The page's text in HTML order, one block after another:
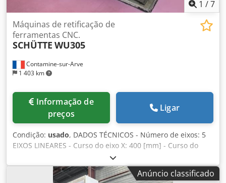
1 /7
Contamine-sur-Arve
1 403 km
Máquinas de retificação de
ferramentas CNC.
SCHÜTTE WU305
preços
Ligar
Condição: usado, DADOS TÉCNICOS - Número de eixos: 5
EIXOS LINEARES - Curso do eixo X: 400 [mm] - Curso do
eixo Y: 250 [mm] - Curso do eixo Z: 250 [mm] - Velocidade
de avanço rápido: 24 [m/min] - Resolução: 0,0001 [graus]
SUPORTE DO REBOLO – CABEÇOTE DO FUSO VERTICAL -
Anúncio classificado